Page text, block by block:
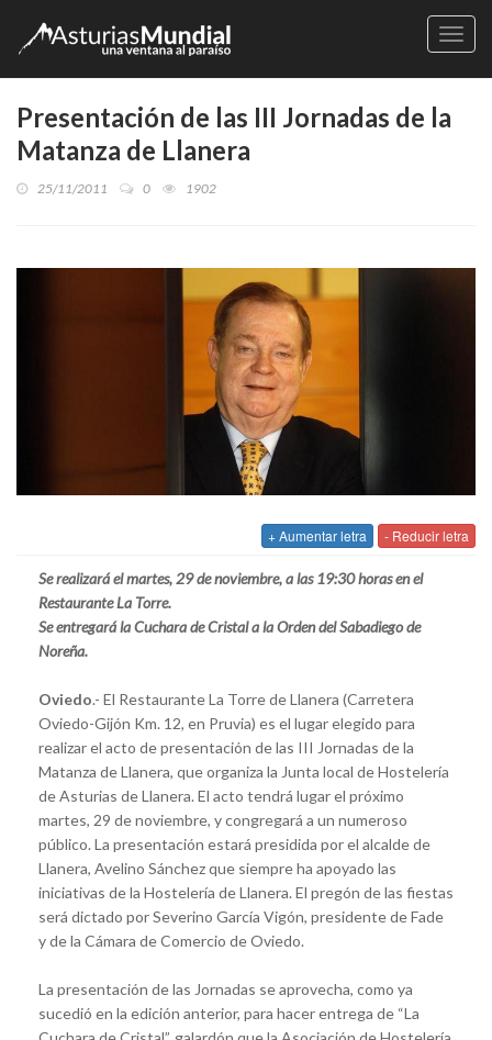
Presentación de las III Jornadas de la
Matanza de Llanera
25/11/2011 0 1902
+ Aumentar letra - Reducir letra
Se realizará el martes, 29 de noviembre, a las 19:30 horas en el
Restaurante La Torre.
Se entregará la Cuchara de Cristal a la Orden del Sabadiego de
Noreña.
Oviedo.- El Restaurante La Torre de Llanera (Carretera
Oviedo-Gijón Km. 12, en Pruvia) es el lugar elegido para
realizar el acto de presentación de las III Jornadas de la
Matanza de Llanera, que organiza la Junta local de Hostelería
de Asturias de Llanera. El acto tendrá lugar el próximo
martes, 29 de noviembre, y congregará a un numeroso
público. La presentación estará presidida por el alcalde de
Llanera, Avelino Sánchez que siempre ha apoyado las
iniciativas de la Hostelería de Llanera. El pregón de las fiestas
será dictado por Severino García Vigón, presidente de Fade
y de la Cámara de Comercio de Oviedo.
La presentación de las Jornadas se aprovecha, como ya
sucedió en la edición anterior, para hacer entrega de “La